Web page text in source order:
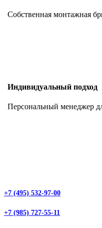
Собственная монтажная
Индивидуальный подход
Персональный менеджер
+7 (495) 532-97-00
+7 (985) 727-55-11